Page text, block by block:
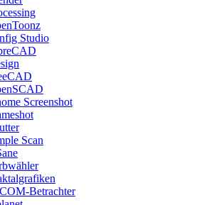
Studio
Screenshot
Scan
Betrachter